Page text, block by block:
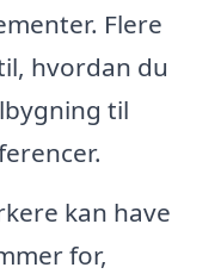
Flere
hvordan du
til
kan have
for,